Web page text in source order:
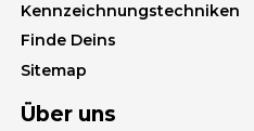
Kennzeichnungstechniken
Finde Deins
Sitemap
Über uns